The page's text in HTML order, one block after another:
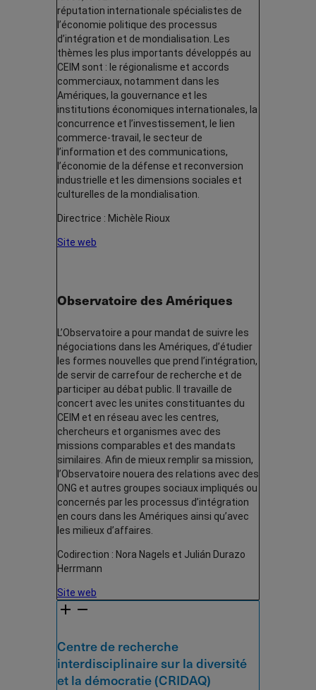
réputation internationale spécialistes de
l’économie politique des processus
d’intégration et de mondialisation. Les
thèmes les plus importants développés au
CEIM sont : le régionalisme et accords
commerciaux, notamment dans les
Amériques, la gouvernance et les
institutions économiques internationales, la
concurrence et l’investissement, le lien
commerce-travail, le secteur de
l’information et des communications,
l’économie de la défense et reconversion
industrielle et les dimensions sociales et
culturelles de la mondialisation.
Directrice : Michèle Rioux
Site web
Observatoire des Amériques
L’Observatoire a pour mandat de suivre les
négociations dans les Amériques, d’étudier
les formes nouvelles que prend l’intégration,
de servir de carrefour de recherche et de
participer au débat public. Il travaille de
concert avec les unites constituantes du
CEIM et en réseau avec les centres,
chercheurs et organismes avec des
missions comparables et des mandats
similaires. Afin de mieux remplir sa mission,
l’Observatoire nouera des relations avec des
ONG et autres groupes sociaux impliqués ou
concernés par les processus d’intégration
en cours dans les Amériques ainsi qu’avec
les milieux d’affaires.
Codirection : Nora Nagels et Julián Durazo
Herrmann
Site web
Centre de recherche
interdisciplinaire sur la diversité
et la démocratie (CRIDAQ)